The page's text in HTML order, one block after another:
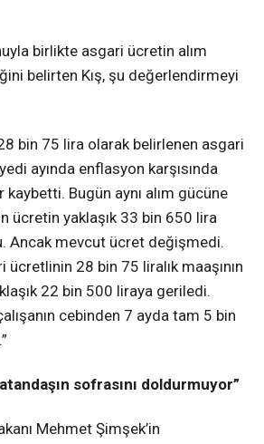
birlikte asgari ücretin alım
belirten Kış, şu değerlendirmeyi
28 bin 75 lira olarak belirlenen asgari
ayında enflasyon karşısında
Bugün aynı alım gücüne
ücretin yaklaşık 33 bin 650 lira
Ancak mevcut ücret değişmedi.
ücretlinin 28 bin 75 liralık maaşının
22 bin 500 liraya geriledi.
cebinden 7 ayda tam 5 bin
sofrasını doldurmuyor”
Mehmet Şimşek’in